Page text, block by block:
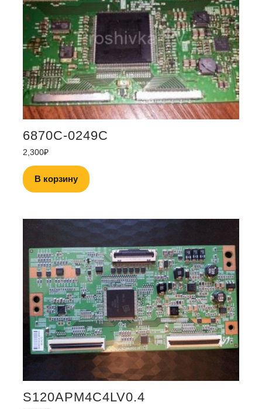
6870C-0249C
2,300₽
В корзину
S120APM4C4LV0.4